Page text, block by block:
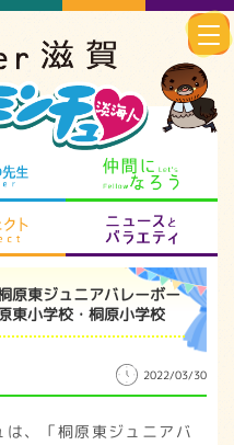
賀 となりの先生
タ プロジェクト
原東ジュニアバレーボー
東小学校・桐原小学校
2022/03/30
、「桐原東ジュニアバ